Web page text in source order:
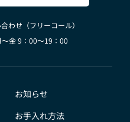
わせ（フリーコール）
～金 9：00～19：00
お知らせ
お手入れ方法